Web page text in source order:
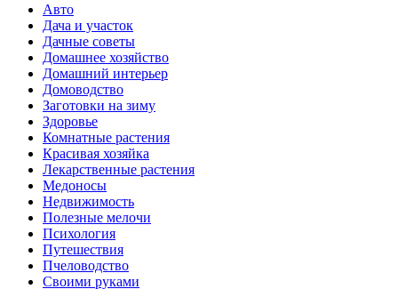
Авто
Дача и участок
Дачные советы
Домашнее хозяйство
Домашний интерьер
Домоводство
Заготовки на зиму
Здоровье
Комнатные растения
Красивая хозяйка
Лекарственные растения
Медоносы
Недвижимость
Полезные мелочи
Психология
Путешествия
Пчеловодство
Своими руками